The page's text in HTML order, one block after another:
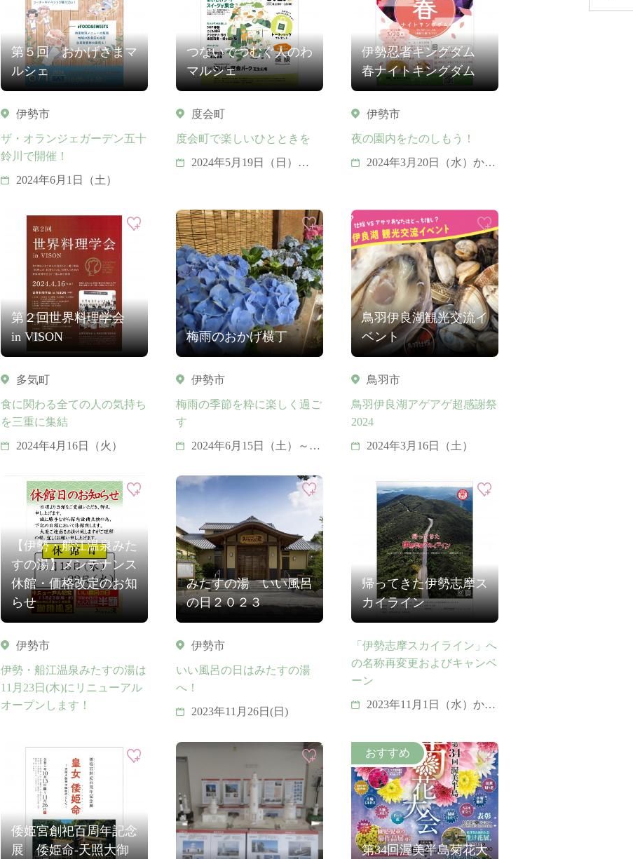
第５回 おかげさまマ
ルシェ
伊勢市
ザ・オランジェガーデン五十
鈴川で開催！
2024年6月1日（土）
つないでつむぐ人のわ
マルシェ
度会町
度会町で楽しいひとときを
2024年5月19日（日）
（日）に開催いたします
（中止の場合はつない
でつむぐ人のわマルシェ
公式SNSのInstagramと
Facebookのアカウントに
てお知らせします）
伊勢忍者キングダム
春ナイトキングダム
伊勢市
夜の園内をたのしもう！
2024年3月20日（水）から
（土）から5月12日（日）
の期間は土日祝のみ
第２回世界料理学会
in VISON
多気町
食に関わる全ての人の気持ち
を三重に集結
2024年4月16日（火）
梅雨のおかげ横丁
伊勢市
梅雨の季節を粋に楽しく過ご
す
2024年6月15日（土）～6
鳥羽伊良湖観光交流イ
ベント
鳥羽市
鳥羽伊良湖アゲアゲ超感謝祭
2024
2024年3月16日（土）
【伊勢・船江温泉みた
すの湯】メンテナンス
休館・価格改定のお知
らせ
伊勢市
伊勢・船江温泉みたすの湯は
11月23日(木)にリニューアル
オープンします！
みたすの湯 いい風呂
の日２０２３
伊勢市
いい風呂の日はみたすの湯
へ！
2023年11月26日(日)
帰ってきた伊勢志摩ス
カイライン
「伊勢志摩スカイライン」へ
の名称再変更およびキャンペ
ーン
2023年11月1日（水）から
倭姫宮創祀百周年記念
展 倭姫命-天照大御
第34回渥美半島菊花大